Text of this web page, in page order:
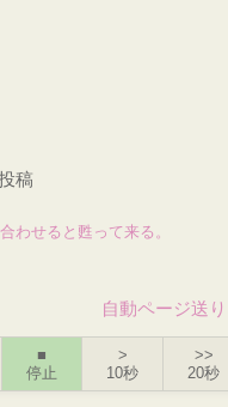
稿
わせると甦って来る。
自動ページ送り
■
停止
>
10秒
>>
20秒